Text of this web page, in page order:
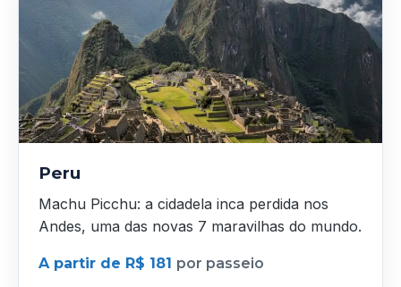
Peru
Machu Picchu: a cidadela inca perdida nos
Andes, uma das novas 7 maravilhas do mundo.
A partir de R$ 181 por passeio